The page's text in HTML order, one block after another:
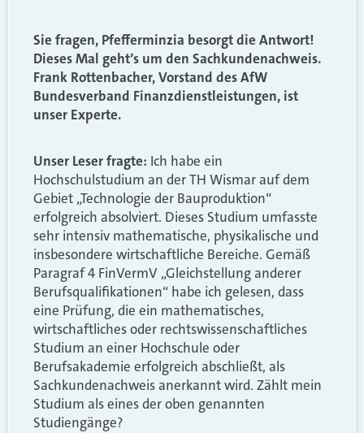
Sie fragen, Pfefferminzia besorgt die Antwort!
Dieses Mal geht’s um den Sachkundenachweis.
Frank Rottenbacher, Vorstand des AfW
Bundesverband Finanzdienstleistungen, ist
unser Experte.
Unser Leser fragte: Ich habe ein
Hochschulstudium an der TH Wismar auf dem
Gebiet „Technologie der Bauproduktion“
erfolgreich absolviert. Dieses Studium umfasste
sehr intensiv mathematische, physikalische und
insbesondere wirtschaftliche Bereiche. Gemäß
Paragraf 4 FinVermV „Gleichstellung anderer
Berufsqualifikationen“ habe ich gelesen, dass
eine Prüfung, die ein mathematisches,
wirtschaftliches oder rechtswissenschaftliches
Studium an einer Hochschule oder
Berufsakademie erfolgreich abschließt, als
Sachkundenachweis anerkannt wird. Zählt mein
Studium als eines der oben genannten
Studiengänge?